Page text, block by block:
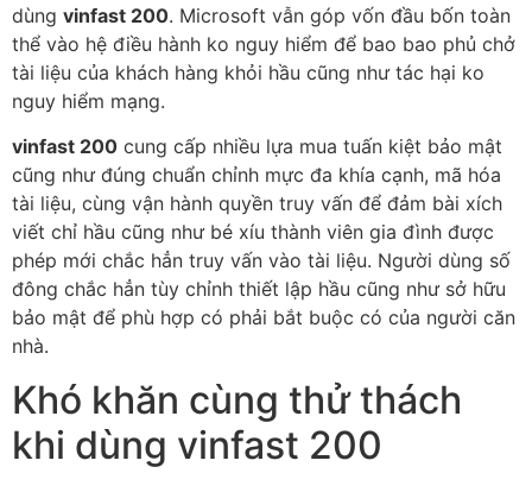
dùng vinfast 200. Microsoft vẫn góp vốn đầu bốn toàn
thể vào hệ điều hành ko nguy hiểm để bao bao phủ chở
tài liệu của khách hàng khỏi hầu cũng như tác hại ko
nguy hiểm mạng.
vinfast 200 cung cấp nhiều lựa mua tuấn kiệt bảo mật
cũng như đúng chuẩn chỉnh mực đa khía cạnh, mã hóa
tài liệu, cùng vận hành quyền truy vấn để đảm bài xích
viết chỉ hầu cũng như bé xíu thành viên gia đình được
phép mới chắc hẳn truy vấn vào tài liệu. Người dùng số
đông chắc hẳn tùy chỉnh thiết lập hầu cũng như sở hữu
bảo mật để phù hợp có phải bắt buộc có của người căn
nhà.
Khó khăn cùng thử thách
khi dùng vinfast 200